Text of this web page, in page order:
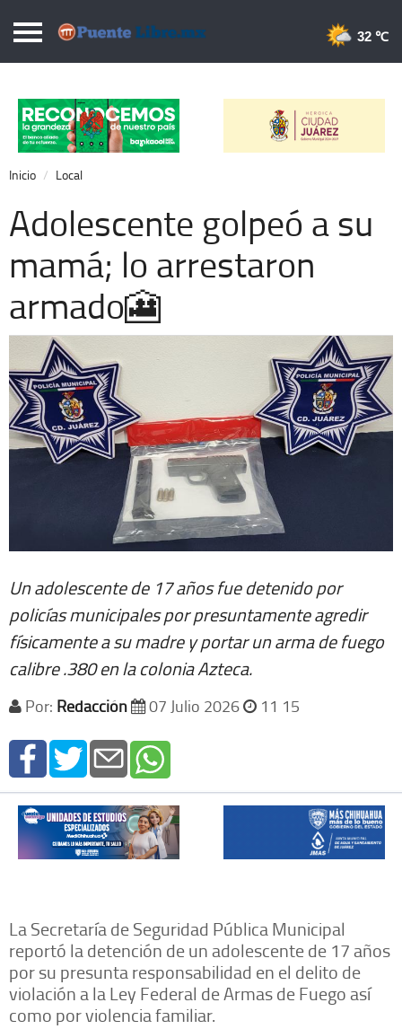
Puentelibre.mx
Local
Nacional
Opinión
Cronos
Economía
Extra +
32 ℃
Inicio Local
Adolescente golpeó a su
mamá; lo arrestaron
armado🎦
Un adolescente de 17 años fue detenido por
policías municipales por presuntamente agredir
físicamente a su madre y portar un arma de fuego
calibre .380 en la colonia Azteca.
Por: Redacción 07 Julio 2026 11 15
La Secretaría de Seguridad Pública Municipal
reportó la detención de un adolescente de 17 años
por su presunta responsabilidad en el delito de
violación a la Ley Federal de Armas de Fuego así
como por violencia familiar.